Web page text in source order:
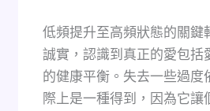
低頻提升至高頻狀態的關鍵
誠實，認識到真正的愛包括
的健康平衡。失去一些過度
際上是一種得到，因為它讓